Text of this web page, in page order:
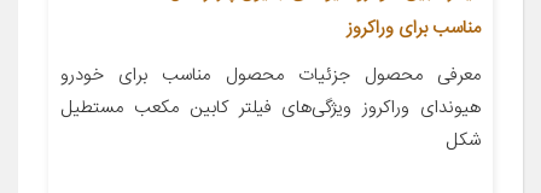
مناسب برای وراکروز
معرفی محصول جزئیات محصول مناسب برای خودرو
هیوندای وراکروز ویژگی‌های فیلتر کابین مکعب مستطیل
شکل